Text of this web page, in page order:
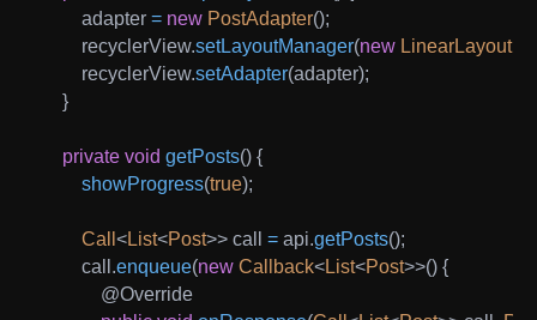
        adapter
= new PostAdapter();
        recyclerView
.setLayoutManager(new
        recyclerView
.setAdapter(adapter);
}
private void getPosts() {
showProgress(true);
Call <List<Post>> call = api.getPosts();
        call
.enqueue(new Callback<List<Post>>() {
@Override